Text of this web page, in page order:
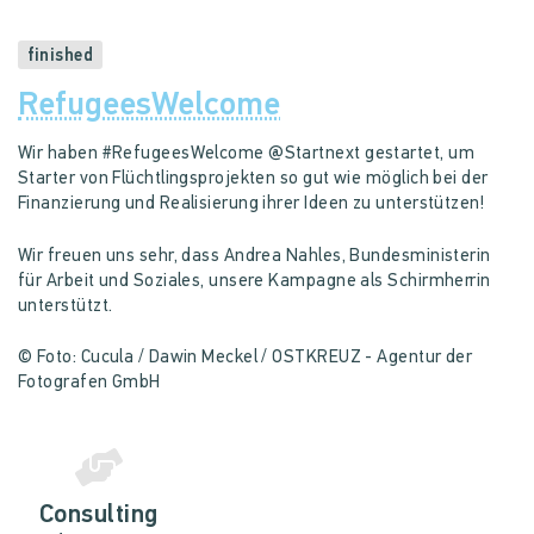
finished
RefugeesWelcome
Wir haben #RefugeesWelcome @Startnext gestartet, um
Starter von Flüchtlingsprojekten so gut wie möglich bei der
Finanzierung und Realisierung ihrer Ideen zu unterstützen!
Wir freuen uns sehr, dass Andrea Nahles, Bundesministerin
für Arbeit und Soziales, unsere Kampagne als Schirmherrin
unterstützt.
© Foto: Cucula / Dawin Meckel / OSTKREUZ - Agentur der
Fotografen GmbH
Consulting